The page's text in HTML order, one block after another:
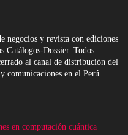
negocios y revista con ediciones
Catálogos-Dossier. Todos
al canal de distribución del
comunicaciones en el Perú.
en computación cuántica